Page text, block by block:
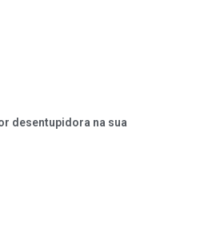
desentupidora na sua